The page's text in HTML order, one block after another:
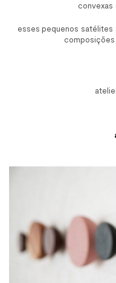
convexas
esses pequenos satélites